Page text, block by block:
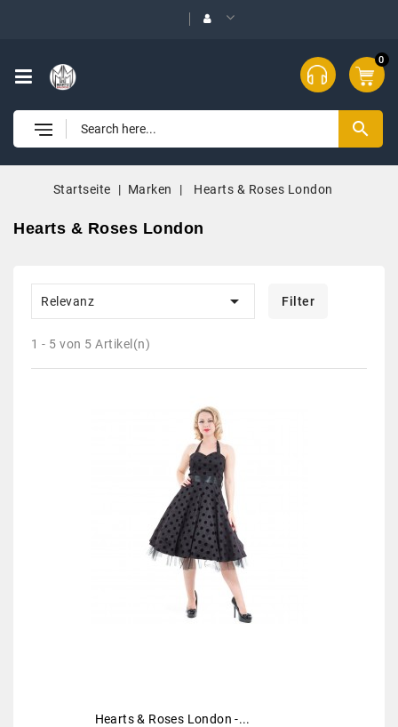
0
search
Startseite Marken Hearts & Roses London
Hearts & Roses London
Relevanz  Filter
1 - 5 von 5 Artikel(n)
Hearts & Roses London -...